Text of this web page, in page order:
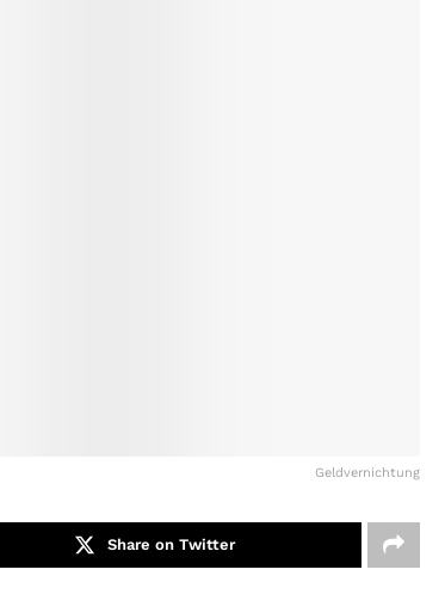
Geldvernichtung
Share on Twitter